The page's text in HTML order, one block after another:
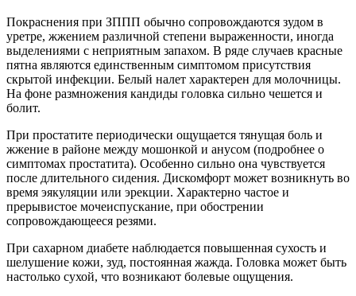
Покраснения при ЗППП обычно сопровождаются зудом в
уретре, жжением различной степени выраженности, иногда
выделениями с неприятным запахом. В ряде случаев красные
пятна являются единственным симптомом присутствия
скрытой инфекции. Белый налет характерен для молочницы.
На фоне размножения кандиды головка сильно чешется и
болит.
При простатите периодически ощущается тянущая боль и
жжение в районе между мошонкой и анусом (подробнее о
симптомах простатита). Особенно сильно она чувствуется
после длительного сидения. Дискомфорт может возникнуть во
время эякуляции или эрекции. Характерно частое и
прерывистое мочеиспускание, при обострении
сопровождающееся резями.
При сахарном диабете наблюдается повышенная сухость и
шелушение кожи, зуд, постоянная жажда. Головка может быть
настолько сухой, что возникают болевые ощущения.